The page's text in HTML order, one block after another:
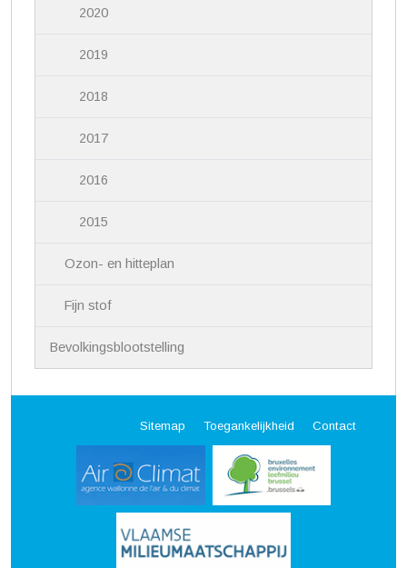
2020
2019
2018
2017
2016
2015
Ozon- en hitteplan
Fijn stof
Bevolkingsblootstelling
Sitemap Toegankelijkheid Contact